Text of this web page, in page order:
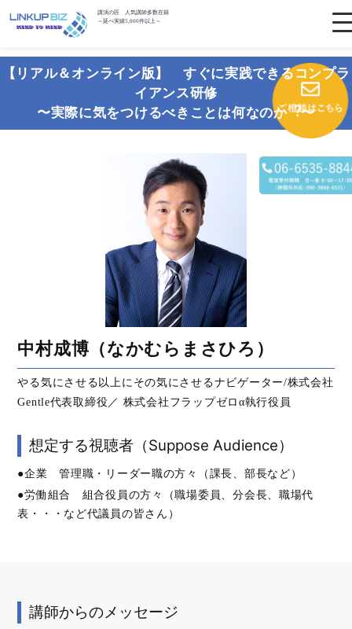
講演の匠 人気講師多数在籍
～延べ実績5,000件以上～
【リアル＆オンライン版】 すぐに実践できるコンプラ
イアンス研修
〜実際に気をつけるべきことは何なのか︖〜
中村成博（なかむらまさひろ）
やる気にさせる以上にその気にさせるナビゲーター/株式会社
Gentle代表取締役／ 株式会社フラップゼロα執行役員
想定する視聴者（Suppose Audience）
●企業 管理職・リーダー職の方々（課長、部長など）
●労働組合 組合役員の方々（職場委員、分会長、職場代
表・・・など代議員の皆さん）
講師からのメッセージ